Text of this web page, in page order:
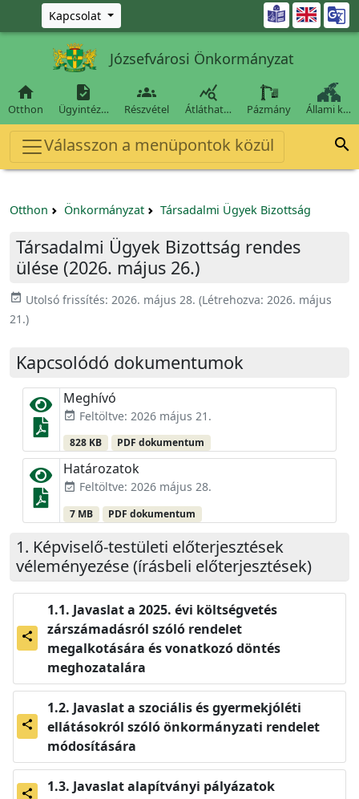
Ugrás a fő tartalomra
Kapcsolat 
Józsefvárosi Önkormányzat

Otthon

Ügyintéz…

Részvétel

Átláthat… Pázmány Állami k…
Válasszon a menüpontok közül 
Otthon Önkormányzat Társadalmi Ügyek Bizottság
Társadalmi Ügyek Bizottság rendes
ülése (2026. május 26.)
event_available Utolsó frissítés: 2026. május 28. (Létrehozva: 2026. május
21.)
Kapcsolódó dokumentumok
Meghívó
event_available Feltöltve: 2026 május 21.
828 KB PDF dokumentum
Határozatok
event_available Feltöltve: 2026 május 28.
7 MB PDF dokumentum
Képviselő-testületi előterjesztések
véleményezése (írásbeli előterjesztések)
share
Javaslat a 2025. évi költségvetés
zárszámadásról szóló rendelet
megalkotására és vonatkozó döntés
meghozatalára
share
Javaslat a szociális és gyermekjóléti
ellátásokról szóló önkormányzati rendelet
módosítására
share
Javaslat alapítványi pályázatok